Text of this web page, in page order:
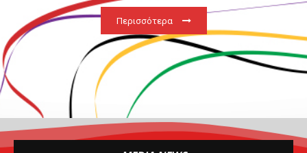
Περισσότερα